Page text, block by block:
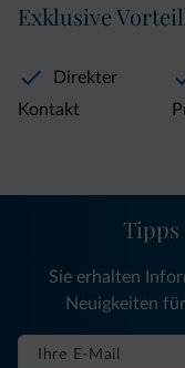
Exklusive
Direkter
Kontakt
Tipps
Sie erhalten
Neuigkeiten